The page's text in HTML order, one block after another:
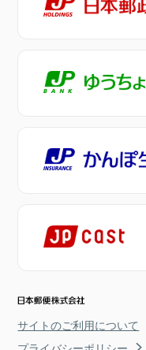
サイトのご利用について